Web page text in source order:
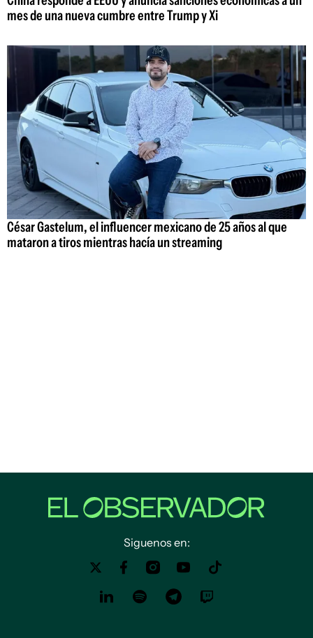
mes de una nueva cumbre entre Trump y Xi
César Gastelum, el influencer mexicano de 25 años al que
mataron a tiros mientras hacía un streaming
Siguenos en: